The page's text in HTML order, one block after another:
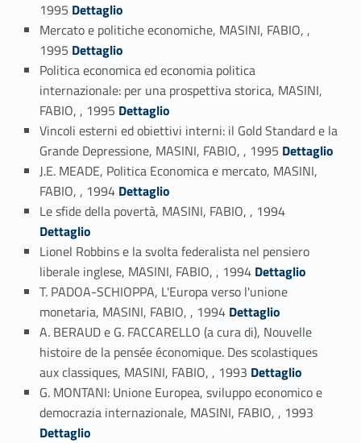
1995 Dettaglio
Mercato e politiche economiche, MASINI, FABIO, ,
1995 Link identifier #identifier_person_143875-90
Dettaglio
Politica economica ed economia politica
internazionale: per una prospettiva storica, MASINI,
FABIO, , 1995 Link identifier #identifier_person_95657-91
Dettaglio
Vincoli esterni ed obiettivi interni: il Gold Standard e la
Grande Depressione, MASINI, FABIO, , 1995 Link identifier #identifier_person_198911-92
Dettaglio
J.E. MEADE, Politica Economica e mercato, MASINI,
FABIO, , 1994 Link identifier #identifier_person_98769-93
Dettaglio
Le sfide della povertà, MASINI, FABIO, , 1994
Dettaglio
Lionel Robbins e la svolta federalista nel pensiero
liberale inglese, MASINI, FABIO, , 1994 Link identifier #identifier_person_112998-95
Dettaglio
T. PADOA-SCHIOPPA, L'Europa verso l'unione
monetaria, MASINI, FABIO, , 1994 Link identifier #identifier_person_172033-96
Dettaglio
A. BERAUD e G. FACCARELLO (a cura di), Nouvelle
histoire de la pensée économique. Des scolastiques
aux classiques, MASINI, FABIO, , 1993 Link identifier #identifier_person_117319-97
Dettaglio
G. MONTANI: Unione Europea, sviluppo economico e
democrazia internazionale, MASINI, FABIO, , 1993
Dettaglio